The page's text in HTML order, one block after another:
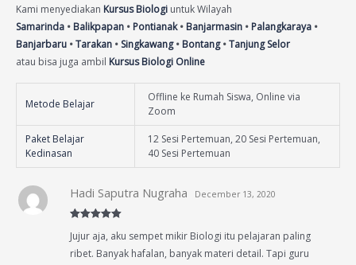
Kami menyediakan Kursus Biologi untuk Wilayah
Samarinda • Balikpapan • Pontianak• Banjarmasin • Palangkaraya •
Banjarbaru •Tarakan • Singkawang• Bontang•Tanjung Selor
atau bisa juga ambil Kursus Biologi Online
Metode Belajar
Offline ke Rumah Siswa, Online via
Zoom
Paket Belajar
Kedinasan
12 Sesi Pertemuan, 20 Sesi Pertemuan,
40 Sesi Pertemuan
of 5
Hadi Saputra Nugraha December 13, 2020
Jujur aja, aku sempet mikir Biologi itu pelajaran paling
ribet. Banyak hafalan, banyak materi detail. Tapi guru